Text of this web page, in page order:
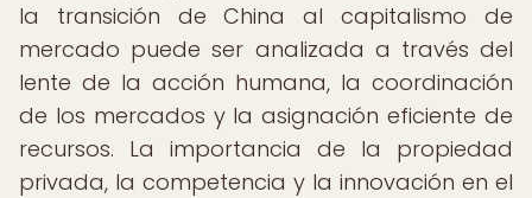
la transición de China al capitalismo de
mercado puede ser analizada a través del
lente de la acción humana, la coordinación
de los mercados y la asignación eficiente de
recursos. La importancia de la propiedad
privada, la competencia y la innovación en el